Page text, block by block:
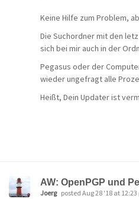
Keine Hilfe zum Problem,
Die Suchordner mit den
sich bei mir auch in der
Pegasus oder der
wieder ungefragt alle
Heißt, Dein Updater ist
AW: OpenPGP und
Joerg posted Aug 28 '18 at 12:23